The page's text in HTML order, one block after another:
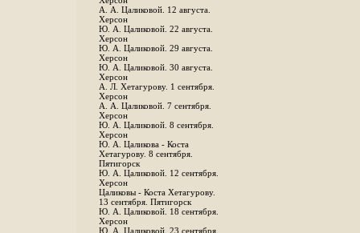
А. А. Цаликовой. 12 августа.
Херсон
Ю. А. Цаликовой. 22 августа.
Херсон
Ю. А. Цаликовой. 29 августа.
Херсон
Ю. А. Цаликовой. 30 августа.
Херсон
А. Л. Хетагурову. 1 сентября.
Херсон
А. А. Цаликовой. 7 сентября.
Херсон
Ю. А. Цаликовой. 8 сентября.
Херсон
Ю. А. Цаликова - Коста
Хетагурову. 8 сентября.
Пятигорск
Ю. А. Цаликовой. 12 сентября.
Херсон
Цаликовы - Коста Хетагурову.
13 сентября. Пятигорск
Ю. А. Цаликовой. 18 сентября.
Херсон
Ю. А. Цаликовой. 23 сентября.